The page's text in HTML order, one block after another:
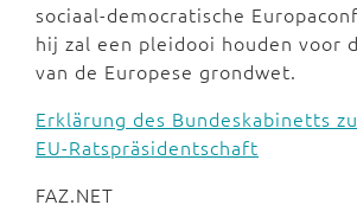
sociaal-democratische
hij zal een pleidooi houden voor
van de Europese grondwet.
Erklärung des Bundeskabinetts
EU-Ratspräsidentschaft
FAZ.NET